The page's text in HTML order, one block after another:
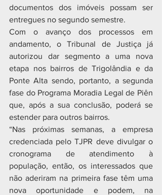
documentos dos imóveis possam ser
entregues no segundo semestre.
Com o avanço dos processos em
andamento, o Tribunal de Justiça já
autorizou dar segmento a uma nova
etapa nos bairros de Trigolândia e da
Ponte Alta sendo, portanto, a segunda
fase do Programa Moradia Legal de Piên
que, após a sua conclusão, poderá se
estender para outros bairros.
“Nas próximas semanas, a empresa
credenciada pelo TJPR deve divulgar o
cronograma de atendimento à
população, então, os interessados que
não aderiram na primeira fase têm uma
nova oportunidade e podem, na